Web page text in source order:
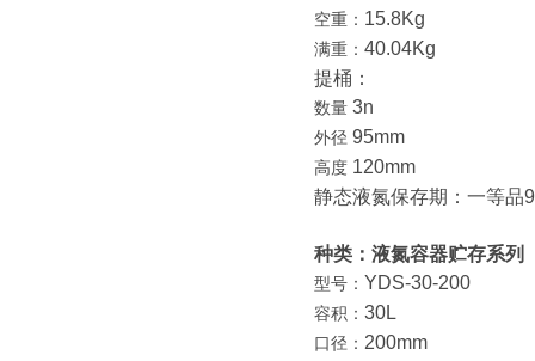
空重： 15.8Kg
满重： 40.04Kg
提桶：
数量 3n
外径 95mm
高度 120mm
静态液氮保存期：一等品
种类：液氮容器贮存系列
型号： YDS-30-200
容积： 30L
口径： 200mm